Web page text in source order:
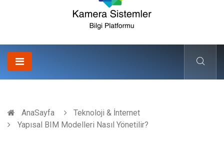
AnaSayfa
Teknoloji & İnternet
Yapısal BIM Modelleri Nasıl Yönetilir?